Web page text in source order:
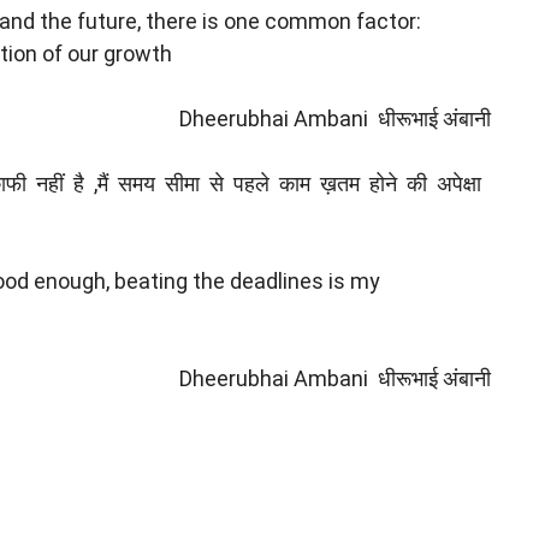
the future, there is one common factor:
of our growth
Dheerubhai Ambani धीरूभाई अंबानी
नहीं है ,मैं समय सीमा से पहले काम ख़तम होने की अपेक्षा
enough, beating the deadlines is my
Dheerubhai Ambani धीरूभाई अंबानी